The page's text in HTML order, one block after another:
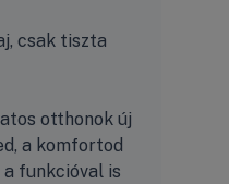
csak tiszta
otthonok új
a komfortod
funkcióval is